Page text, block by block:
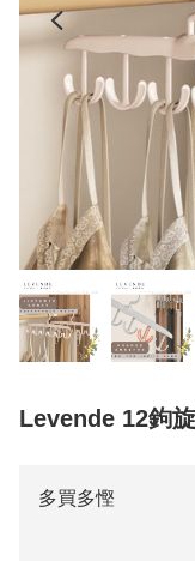
Levende 12鉤
多買多慳